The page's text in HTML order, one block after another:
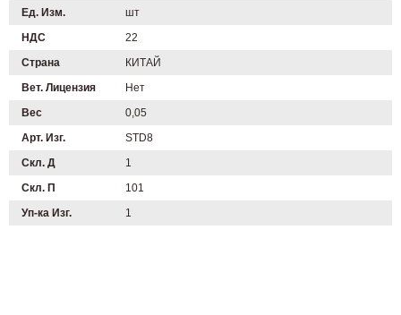
Ед. Изм.
шт
НДС
22
Страна
КИТАЙ
Вет. Лицензия
Нет
Вес
0,05
Арт. Изг.
STD8
Скл. Д
1
Скл. П
101
Уп-ка Изг.
1